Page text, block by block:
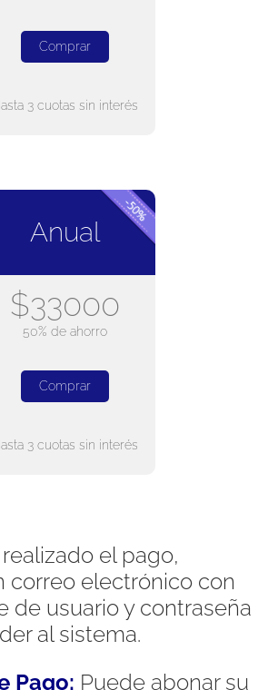
Comprar
3 cuotas sin interés
Anual
$33000
50% de ahorro
Comprar
3 cuotas sin interés
el pago,
correo electrónico con
de usuario y contraseña
al sistema.
Pago: Puede abonar su